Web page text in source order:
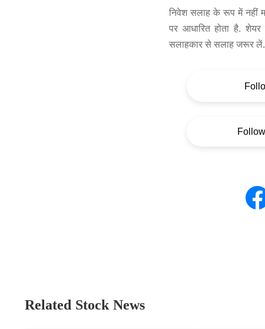
निवेश सलाह के रूप में नहीं
पर आधारित होता है.
सलाहकार से सलाह जरूर लें.
Related Stock News